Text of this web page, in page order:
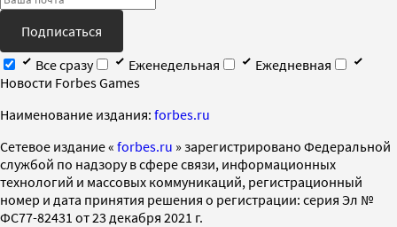
Подписаться
Все сразу
Еженедельная
Ежедневная
Новости Forbes Games
Наименование издания: forbes.ru
Cетевое издание « forbes.ru » зарегистрировано Федеральной
службой по надзору в сфере связи, информационных
технологий и массовых коммуникаций, регистрационный
номер и дата принятия решения о регистрации: серия Эл №
ФС77-82431 от 23 декабря 2021 г.